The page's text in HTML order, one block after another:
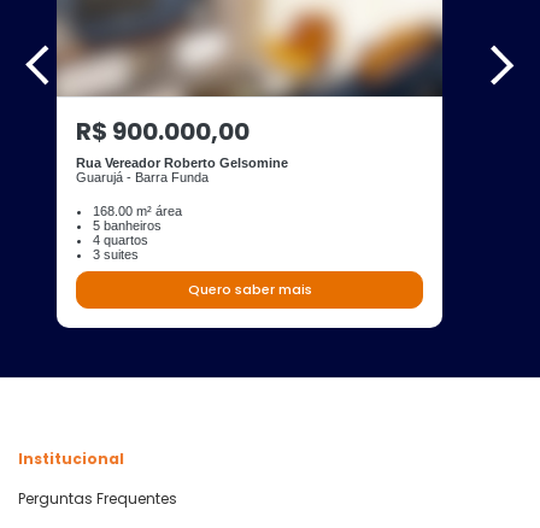
R$ 900.000,00
Rua Vereador Roberto Gelsomine
Guarujá - Barra Funda
168.00 m² área
5 banheiros
4 quartos
3 suites
Quero saber mais
Institucional
Perguntas Frequentes